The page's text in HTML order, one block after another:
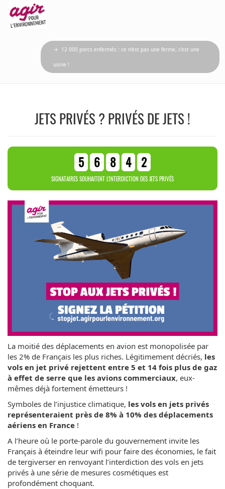
→ 12 000 porcs enfermés : ce n’est pas une ferme, c’est une
usine !
JETS PRIVÉS ? PRIVÉS DE JETS !
5 6 8 4 2
SIGNATAIRES SOUHAITENT L'INTERDICTION DES JETS PRIVÉS
La moitié des déplacements en avion est monopolisée par
les 2% de Français les plus riches. Légitimement décriés, les
vols en jet privé rejettent entre 5 et 14 fois plus de gaz
à effet de serre que les avions commerciaux, eux-
mêmes déjà fortement émetteurs !
Symboles de l’injustice climatique, les vols en jets privés
représenteraient près de 8% à 10% des déplacements
aériens en France !
A l’heure où le porte-parole du gouvernement invite les
Français à éteindre leur wifi pour faire des économies, le fait
de tergiverser en renvoyant l’interdiction des vols en jets
privés à une série de mesures cosmétiques est
profondément choquant.